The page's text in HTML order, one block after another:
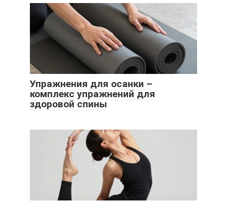
Упражнения для осанки –
комплекс упражнений для
здоровой спины